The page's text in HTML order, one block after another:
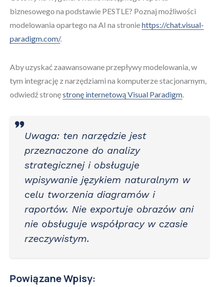
biznesowego na podstawie PESTLE? Poznaj możliwości
modelowania opartego na AI na stroniehttps://chat.visual-
paradigm.com/.
Aby uzyskać zaawansowane przepływy modelowania, w
tym integrację z narzędziami na komputerze stacjonarnym,
odwiedź stronęstronę internetową Visual Paradigm.
Uwaga: ten narzędzie jest
przeznaczone do analizy
strategicznej i obsługuje
wpisywanie językiem naturalnym w
celu tworzenia diagramów i
raportów. Nie exportuje obrazów ani
nie obsługuje współpracy w czasie
rzeczywistym.
Powiązane Wpisy: